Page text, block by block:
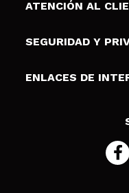
Tarjetas de
ATENCIÓN AL
Envíos y
Formas de pago
SEGURIDAD Y
Terminos y
Política de
ENLACES DE